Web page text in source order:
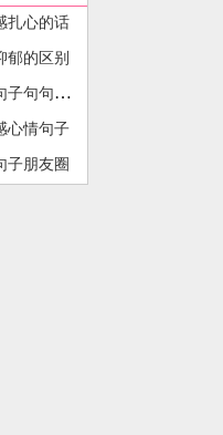
扎心的话
郁的区别
表示伤感的句子句句扎心
心情句子
子朋友圈